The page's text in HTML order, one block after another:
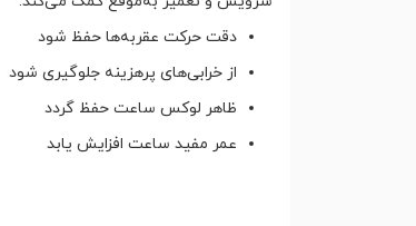
دقت حرکت عقربه‌ها حفظ شود
از خرابی‌های پرهزینه جلوگیری شود
ظاهر لوکس ساعت حفظ گردد
عمر مفید ساعت افزایش یابد